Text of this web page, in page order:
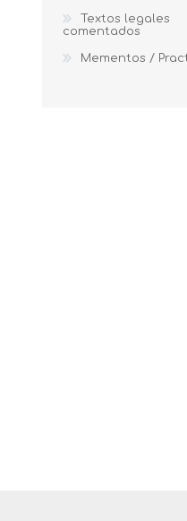
Textos legales
comentados
Mementos /